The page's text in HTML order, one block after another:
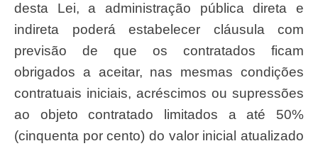
desta Lei, a administração pública direta e
indireta poderá estabelecer cláusula com
previsão de que os contratados ficam
obrigados a aceitar, nas mesmas condições
contratuais iniciais, acréscimos ou supressões
ao objeto contratado limitados a até 50%
(cinquenta por cento) do valor inicial atualizado